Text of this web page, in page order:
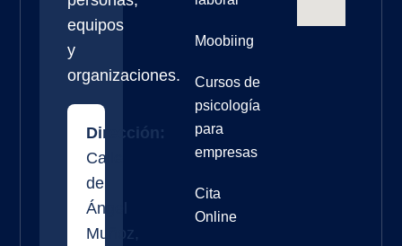
equipos
y
organizaciones.
Dirección:
Calle
de
Ángel
Muñoz,
Moobiing
Cursos de
psicología
para
empresas
Cita
Online